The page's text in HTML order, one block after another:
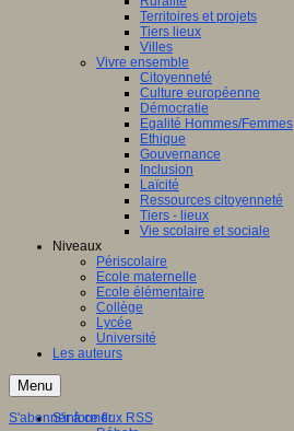
Territoires et projets
Tiers lieux
Villes
Vivre ensemble
Citoyenneté
Culture européenne
Démocratie
Egalité Hommes/Femmes
Ethique
Gouvernance
Inclusion
Laïcité
Ressources citoyenneté
Tiers - lieux
Vie scolaire et sociale
Niveaux
Périscolaire
Ecole maternelle
Ecole élémentaire
Collège
Lycée
Université
Les auteurs
Menu
S'informer
S'abonner à ce flux RSS